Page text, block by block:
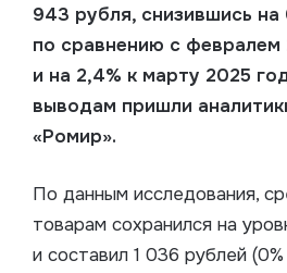
943 рубля, снизившись на
по сравнению с февралем
и на 2,4% к марту 2025
выводам пришли
«Ромир».
По данным исследования,
товарам сохранился на
и составил 1 036 рублей